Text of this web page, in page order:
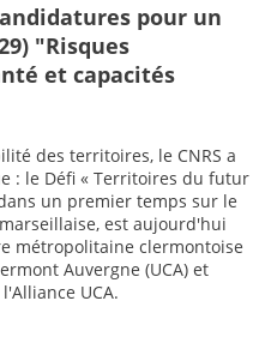
pour un
"Risques
et capacités
des territoires, le CNRS a
: le Défi « Territoires du futur
un premier temps sur le
est aujourd'hui
métropolitaine clermontoise
Auvergne (UCA) et
UCA.